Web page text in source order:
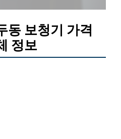
동 보청기 가격
정보